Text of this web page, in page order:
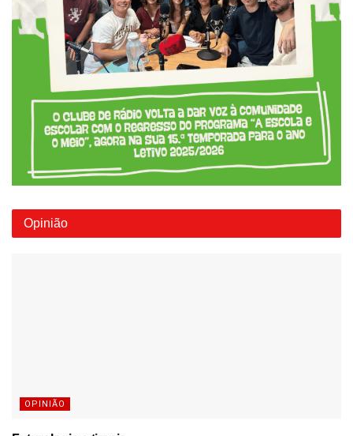
Opinião
OPINIÃO